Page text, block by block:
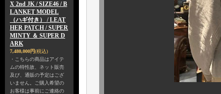
X 2nd JK / SIZE46 / B
LANKET MODEL
（ハギ付き） / LEAT
HER PATCH / SUPER
MINTY ＆ SUPER D
ARK
7,480,000円(税込)
・こちらの商品はアイテ
ムの特性故、ネット販売
及び、通販の予定はござ
いません。ご購入希望の
お客様は事前にご連絡の